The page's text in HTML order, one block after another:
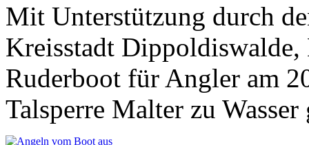
Mit Unterstützung durch
Kreisstadt Dippoldiswalde,
Ruderboot für Angler am
Talsperre Malter zu Wasser